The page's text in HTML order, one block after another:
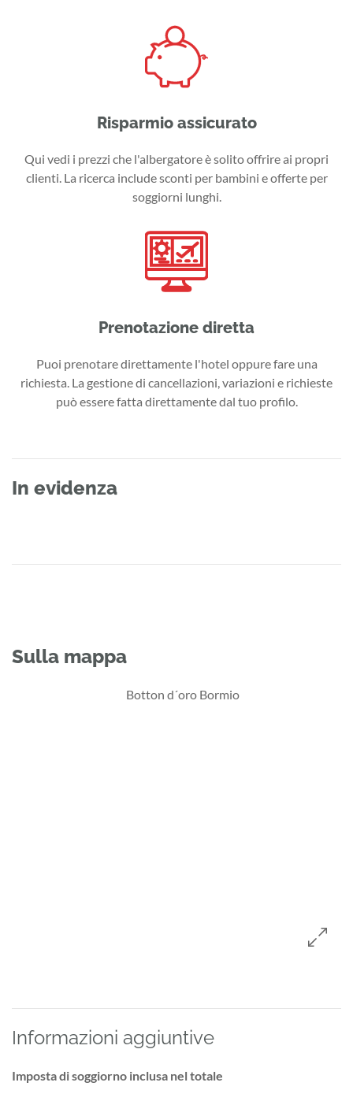
Risparmio assicurato
Qui vedi i prezzi che l'albergatore è solito offrire ai propri
clienti. La ricerca include sconti per bambini e offerte per
soggiorni lunghi.
Prenotazione diretta
Puoi prenotare direttamente l'hotel oppure fare una
richiesta. La gestione di cancellazioni, variazioni e richieste
può essere fatta direttamente dal tuo profilo.
In evidenza
Sulla mappa
Informazioni aggiuntive
Imposta di soggiorno inclusa nel totale